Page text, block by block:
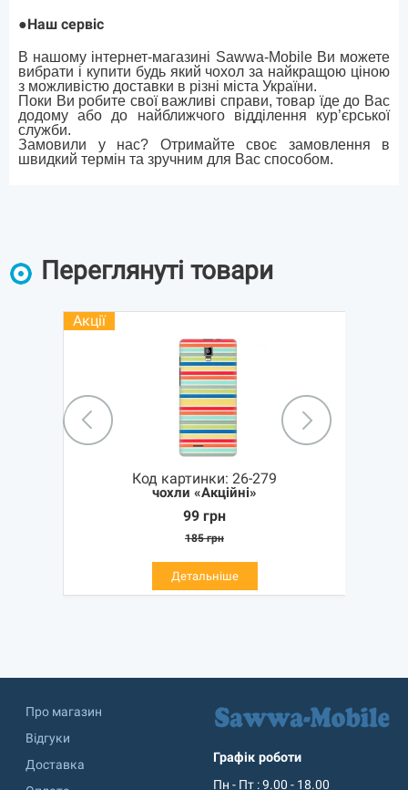
●Наш сервіс
В нашому інтернет-магазині Sawwa-Mobile Ви можете
вибрати і купити будь який чохол за найкращою ціною
з можливістю доставки в різні міста України.
Поки Ви робите свої важливі справи, товар їде до Вас
додому або до найближчого відділення кур’єрської
служби.
Замовили у нас? Отримайте своє замовлення в
швидкий термін та зручним для Вас способом.
Переглянуті товари
Акції
Код картинки: 26-279
чохли «Акційні»
99 грн
185 грн
Детальніше
Про магазин
Відгуки
Доставка
Графік роботи
Пн - Пт : 9.00 - 18.00